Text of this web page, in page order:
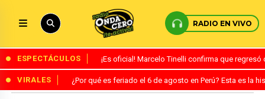
RADIO EN VIVO
ESPECTÁCULOS ¡Es oficial! Marcelo Tinelli confirma que
VIRALES ¿Por qué es feriado el 6 de agosto en Perú? Esta es la